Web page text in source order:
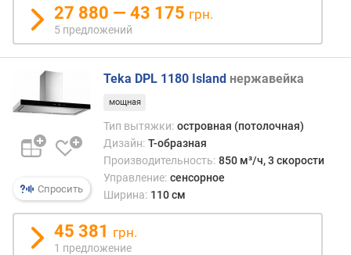
ы
в
а
м
о
а
т
д
о
а
27 880 — 43 175 грн.
5 предложений
Спросить
Teka DPL 1180 Island нержавейка
мощная
Тип вытяжки: островная (потолочная)
Дизайн: Т-образная
Производительность: 850 м³/ч, 3 скорости
Управление: сенсорное
Ширина: 110 см
45 381 грн.
1 предложение